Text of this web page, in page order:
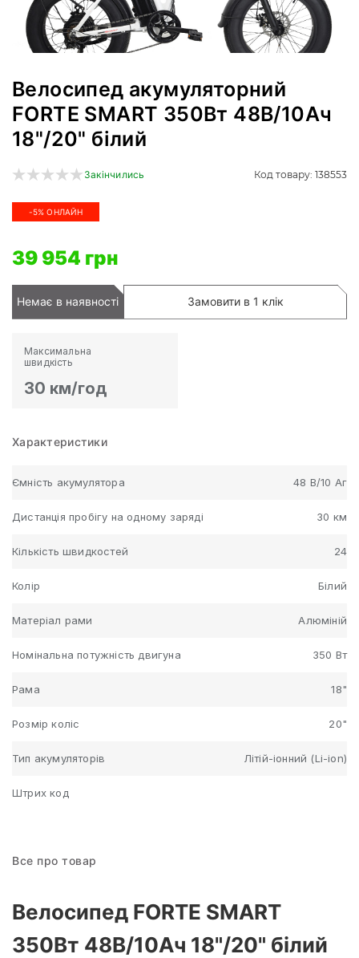
Велосипед акумуляторний
FORTE SMART 350Вт 48В/10Ач
18"/20" білий
Закінчились Код товару: 138553
-5% ОНЛАЙН
39 954 грн
Немає в наявності Замовити в 1 клік
Максимальна
швидкість
30 км/год
Характеристики
Ємність акумулятора 48 В/10 Аг
Дистанція пробігу на одному заряді 30 км
Кількість швидкостей 24
Колір Білий
Матеріал рами Алюміній
Номінальна потужність двигуна 350 Вт
Рама 18"
Розмір коліс 20"
Тип акумуляторів Літій-іонний (Li-ion)
Штрих код
Все про товар
Велосипед FORTE SMART
350Вт 48В/10Ач 18"/20" білий